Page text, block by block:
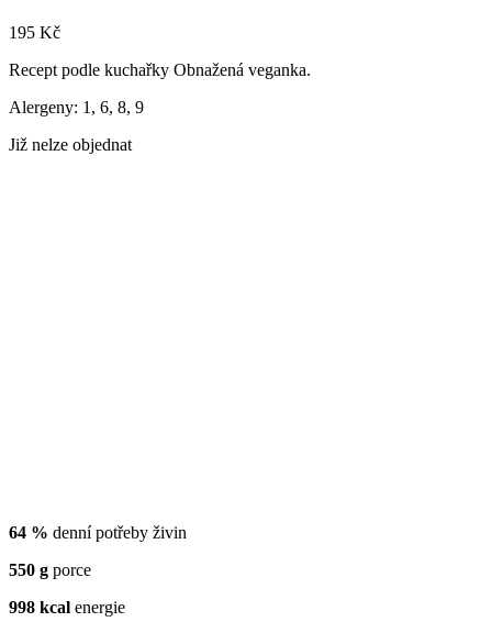
195 Kč
Recept podle kuchařky Obnažená veganka.
Alergeny: 1, 6, 8, 9
Již nelze objednat
64 % denní potřeby živin
550 g porce
998 kcal energie